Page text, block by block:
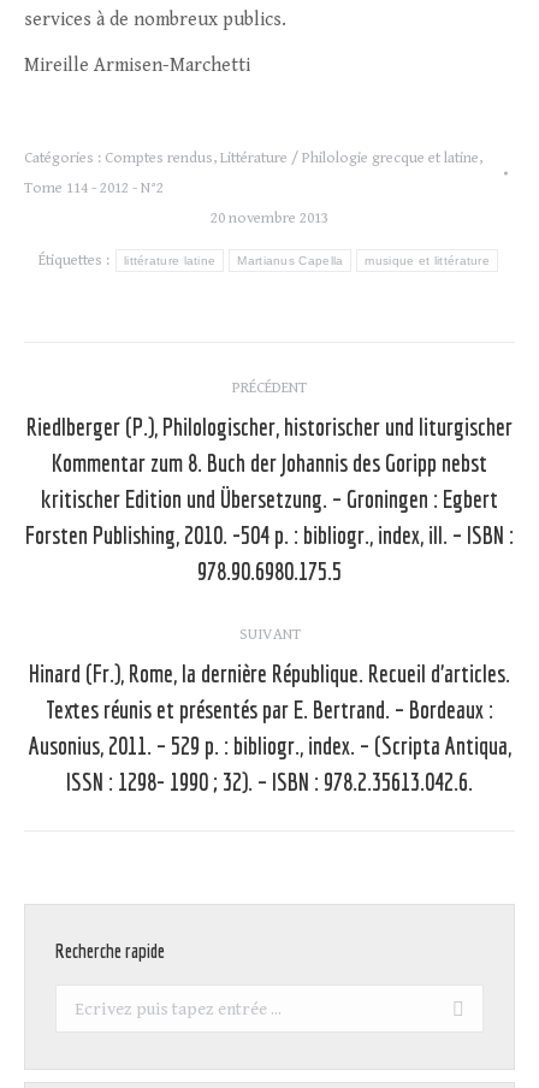
services à de nombreux publics.
Mireille Armisen-Marchetti
Catégories : Comptes rendus, Littérature / Philologie grecque et latine,
Tome 114 - 2012 - N°2
20 novembre 2013
Étiquettes : littérature latine Martianus Capella musique et littérature
article
PRÉCÉDENT
Article
précédent
:
Riedlberger (P.), Philologischer, historischer und liturgischer
Kommentar zum 8. Buch der Johannis des Goripp nebst
kritischer Edition und Übersetzung. – Groningen : Egbert
Forsten Publishing, 2010. -504 p. : bibliogr., index, ill. – ISBN :
978.90.6980.175.5
SUIVANT
Article
suivant
:
Hinard (Fr.), Rome, la dernière République. Recueil d’articles.
Textes réunis et présentés par E. Bertrand. – Bordeaux :
Ausonius, 2011. – 529 p. : bibliogr., index. – (Scripta Antiqua,
ISSN : 1298- 1990 ; 32). – ISBN : 978.2.35613.042.6.
Recherche rapide
Recherche